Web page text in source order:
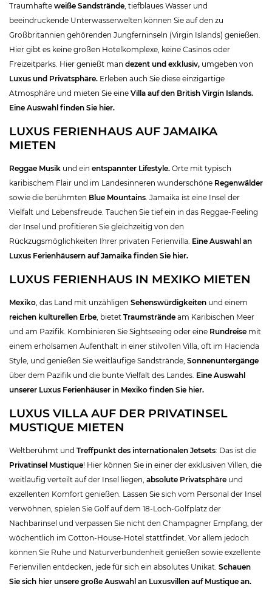
Traumhafte weiße Sandstrände , tiefblaues Wasser und
beeindruckende Unterwasserwelten können Sie auf den zu
Großbritannien gehörenden Jungferninseln (Virgin Islands) genießen.
Hier gibt es keine großen Hotelkomplexe, keine Casinos oder
Freizeitparks. Hier genießt man dezent und exklusiv, umgeben von
Luxus und Privatsphäre. Erleben auch Sie diese einzigartige
Atmosphäre und mieten Sie eine Villa auf den British Virgin Islands.
Eine Auswahl finden Sie hier.
LUXUS FERIENHAUS AUF JAMAIKA
MIETEN
Reggae Musik und ein entspannter Lifestyle. Orte mit typisch
karibischem Flair und im Landesinneren wunderschöne Regenwälder
sowie die berühmten Blue Mountains . Jamaika ist eine Insel der
Vielfalt und Lebensfreude. Tauchen Sie tief ein in das Reggae-Feeling
der Insel und profitieren Sie gleichzeitig von den
Rückzugsmöglichkeiten Ihrer privaten Ferienvilla. Eine Auswahl an
Luxus Ferienhäusern auf Jamaika finden Sie hier.
LUXUS FERIENHAUS IN MEXIKO MIETEN
Mexiko , das Land mit unzähligen Sehenswürdigkeiten und einem
reichen kulturellen Erbe , bietet Traumstrände am Karibischen Meer
und am Pazifik. Kombinieren Sie Sightseeing oder eine Rundreise mit
einem erholsamen Aufenthalt in einer stilvollen Villa, oft im Hacienda
Style, und genießen Sie weitläufige Sandstrände, Sonnenuntergänge
über dem Pazifik und die bunte Vielfalt des Landes. Eine Auswahl
unserer Luxus Ferienhäuser in Mexiko finden Sie hier.
LUXUS VILLA AUF DER PRIVATINSEL
MUSTIQUE MIETEN
Weltberühmt und Treffpunkt des internationalen Jetsets: Das ist die
Privatinsel Mustique! Hier können Sie in einer der exklusiven Villen, die
weitläufig verteilt auf der Insel liegen, absolute Privatsphäre und
exzellenten Komfort genießen. Lassen Sie sich vom Personal der Insel
verwöhnen, spielen Sie Golf auf dem 18-Loch-Golfplatz der
Nachbarinsel und verpassen Sie nicht den Champagner Empfang, der
wöchentlich im Cotton-House-Hotel stattfindet. Vor allem jedoch
können Sie Ruhe und Naturverbundenheit genießen sowie exzellente
Ferienvillen entdecken, jede für sich ein absolutes Unikat. Schauen
Sie sich hier unsere große Auswahl an Luxusvillen auf Mustique an.